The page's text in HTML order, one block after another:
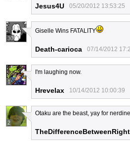
Jesus4U 05/20/2012 13:53:25
30
Giselle Wins FATALITY
Death-carioca 07/14/2012
1
I'm laughing now.
Hrevelax 10/14/2012 10:00:39
2
Otaku are the beast, yay for